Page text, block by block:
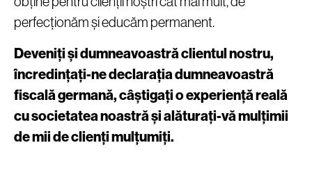
perfecționăm și educăm permanent.
Deveniți și dumneavoastră clientul nostru,
încredințați-ne declarația dumneavoastră
fiscală germană, câștigați o experiență reală
cu societatea noastră și alăturați-vă mulțimii
de mii de clienți mulțumiți.